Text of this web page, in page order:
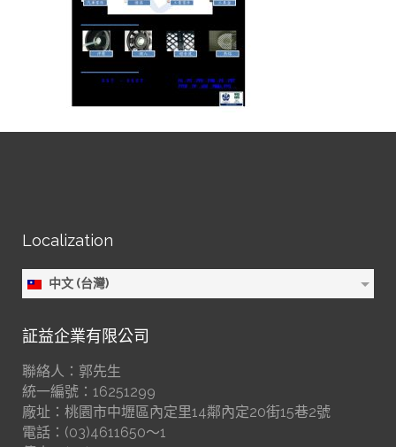
Localization
中文 (台灣)
証益企業有限公司
聯絡人：郭先生
統一編號：16251299
廠址：桃園市中壢區內定里14鄰內定20街15巷2號
電話：(03)4611650～1